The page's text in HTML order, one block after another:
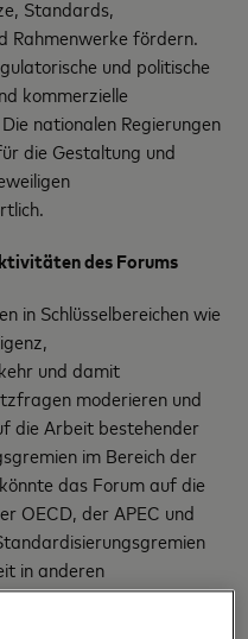
Standards,
Rahmenwerke fördern.
und politische
kommerzielle
nationalen Regierungen
die Gestaltung und
des Forums
in Schlüsselbereichen wie
und damit
moderieren und
die Arbeit bestehender
im Bereich der
das Forum auf die
OECD, der APEC und
in anderen
fortgeschritten ist, wie